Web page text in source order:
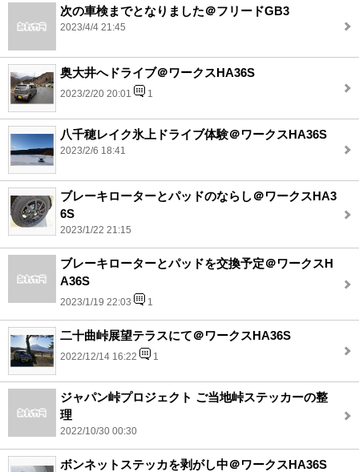
次の車検までとなりました＠フリードGB3
2023/4/4 21:45
奥大井へドライブ＠ワークスHA36S
2023/2/20 20:01 1
八千穂レイク氷上ドライブ体験＠ワークスHA36S
2023/2/6 18:41
ブレーキローターとパッドのならし＠ワークスHA3
6S
2023/1/22 21:15
ブレーキローターとパッドを交換予定＠ワークスH
A36S
2023/1/19 22:03 1
二十曲峠展望テラスにて＠ワークスHA36S
2022/12/14 16:22 1
ジャパン峠プロジェクト ご当地峠ステッカーの整
理
2022/10/30 00:30
ボンネットステッカを剥がし中＠ワークスHA36S